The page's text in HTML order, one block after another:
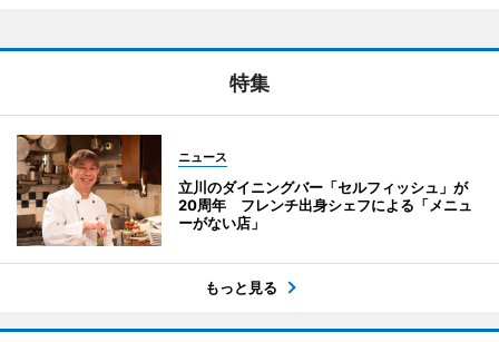
特集
ニュース
立川のダイニングバー「セルフィッシュ」が
20周年 フレンチ出身シェフによる「メニュ
ーがない店」
もっと見る